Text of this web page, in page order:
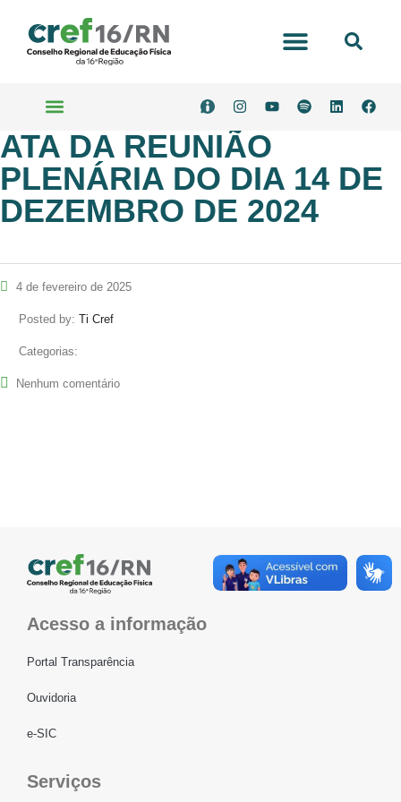
ATA DA REUNIÃO
PLENÁRIA DO DIA 14 DE
DEZEMBRO DE 2024
4 de fevereiro de 2025
Posted by: Ti Cref
Categorias:
Nenhum comentário
Acesso a informação
Portal Transparência
Ouvidoria
e-SIC
Serviços